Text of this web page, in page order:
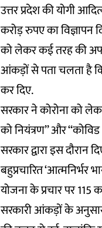
उत्तर प्रदेश की योगी
करोड़ रुपए का विज्ञापन
को लेकर कई तरह की
आंकड़ों से पता चलता है
कर दिए.
सरकार ने कोरोना को
को नियंत्रण’’ और
सरकार द्वारा इस दौरान
बहुप्रचारित
योजना के प्रचार पर 115
सरकारी आंकड़ों के